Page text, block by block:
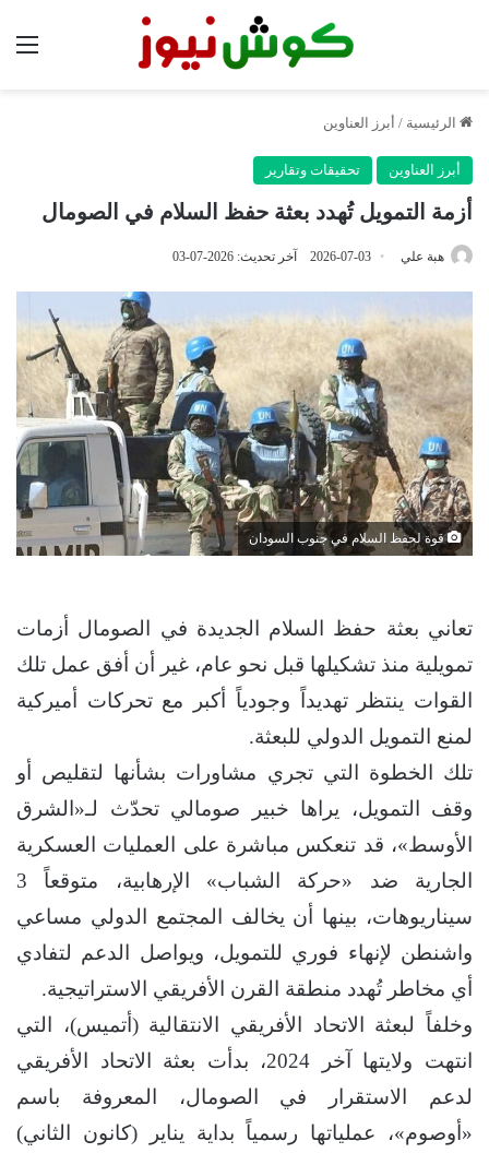
الرئيسية / أبرز العناوين
أبرز العناوين تحقيقات وتقارير
أزمة التمويل تُهدد بعثة حفظ السلام في الصومال
هبة علي 2026-07-03 آخر تحديث: 2026-07-03
قوة لحفظ السلام في جنوب السودان
تعاني بعثة حفظ السلام الجديدة في الصومال أزمات
تمويلية منذ تشكيلها قبل نحو عام، غير أن أفق عمل تلك
القوات ينتظر تهديداً وجودياً أكبر مع تحركات أميركية
لمنع التمويل الدولي للبعثة.
تلك الخطوة التي تجري مشاورات بشأنها لتقليص أو
وقف التمويل، يراها خبير صومالي تحدّث لـ«الشرق
الأوسط»، قد تنعكس مباشرة على العمليات العسكرية
الجارية ضد «حركة الشباب» الإرهابية، متوقعاً 3
سيناريوهات، بينها أن يخالف المجتمع الدولي مساعي
واشنطن لإنهاء فوري للتمويل، ويواصل الدعم لتفادي
أي مخاطر تُهدد منطقة القرن الأفريقي الاستراتيجية.
وخلفاً لبعثة الاتحاد الأفريقي الانتقالية (أتميس)، التي
انتهت ولايتها آخر 2024، بدأت بعثة الاتحاد الأفريقي
لدعم الاستقرار في الصومال، المعروفة باسم
«أوصوم»، عملياتها رسمياً بداية يناير (كانون الثاني)